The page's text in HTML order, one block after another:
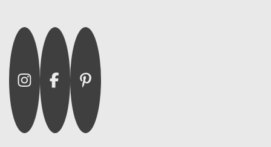
InstagramFacebookPinterest